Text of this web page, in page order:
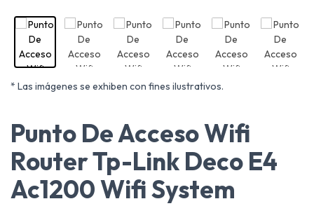
* Las imágenes se exhiben con fines ilustrativos.
Punto De Acceso Wifi
Router Tp-Link Deco E4
Ac1200 Wifi System